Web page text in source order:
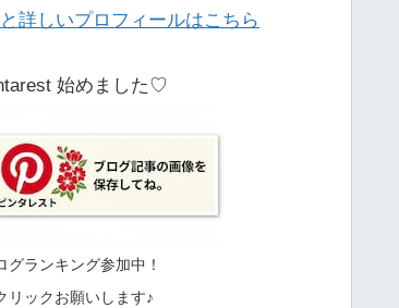
詳しいプロフィールはこちら
始めました♡
ランキング参加中！
リックお願いします♪